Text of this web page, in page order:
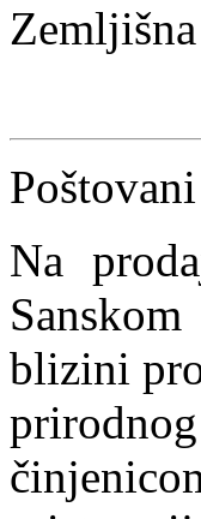
Na
blizini